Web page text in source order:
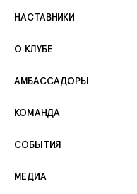
НАСТАВНИКИ
О КЛУБЕ
АМБАССАДОРЫ
КОМАНДА
СОБЫТИЯ
МЕДИА